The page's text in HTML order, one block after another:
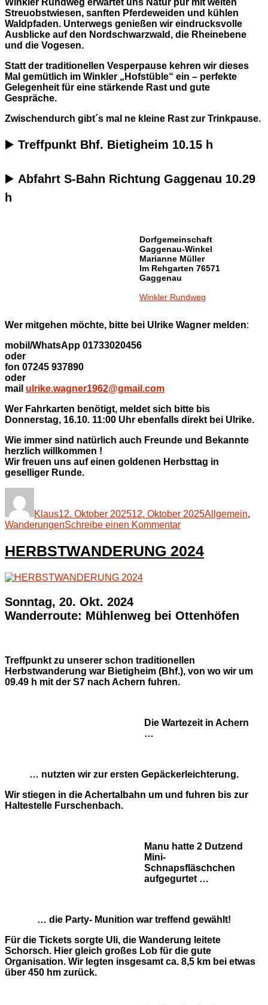
Streuobstwiesen, sanften Pferdeweiden und kühlen
Waldpfaden. Unterwegs genießen wir eindrucksvolle
Ausblicke auf den Nordschwarzwald, die Rheinebene
und die Vogesen.
Statt der traditionellen Vesperpause kehren wir dieses
Mal gemütlich im Winkler „Hofstüble“ ein – perfekte
Gelegenheit für eine stärkende Rast und gute
Gespräche.
Zwischendurch gibt´s mal ne kleine Rast zur Trinkpause.
▶️ Treffpunkt Bhf. Bietigheim 10.15 h
▶️ Abfahrt S-Bahn Richtung Gaggenau 10.29
h
Dorfgemeinschaft
Gaggenau-Winkel
Marianne Müller
Im Rehgarten 76571
Gaggenau
Winkler Rundweg
Wer mitgehen möchte, bitte bei Ulrike Wagner melden:
mobil/WhatsApp 01733020456
oder
fon 07245 937890
oder
mail ulrike.wagner1962@gmail.com
Wer Fahrkarten benötigt, meldet sich bitte bis
Donnerstag, 16.10. 11:00 Uhr ebenfalls direkt bei Ulrike.
Wie immer sind natürlich auch Freunde und Bekannte
herzlich willkommen !
Wir freuen uns auf einen goldenen Herbsttag in
geselliger Runde.
Klaus12. Oktober 202512. Oktober 2025Allgemein,
WanderungenSchreibe einen Kommentarzu
2025
HERBSTWANDERUNG 2024
Sonntag, 20. Okt. 2024
Wanderroute: Mühlenweg bei Ottenhöfen
Treffpunkt zu unserer schon traditionellen
Herbstwanderung war Bietigheim (Bhf.), von wo wir um
09.49 h mit der S7 nach Achern fuhren.
Die Wartezeit in Achern
…
… nutzten wir zur ersten Gepäckerleichterung.
Wir stiegen in die Achertalbahn um und fuhren bis zur
Haltestelle Furschenbach.
Manu hatte 2 Dutzend
Mini-
Schnapsfläschchen
aufgegurtet …
… die Party- Munition war treffend gewählt!
Für die Tickets sorgte Uli, die Wanderung leitete
Schorsch. Hier gleich großes Lob für die gute
Organisation. Wir legten insgesamt ca. 8,5 km bei etwas
über 450 hm zurück.